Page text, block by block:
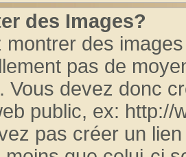
des Images?
montrer des
pas de
Vous devez donc
public, ex: http://
pas créer un